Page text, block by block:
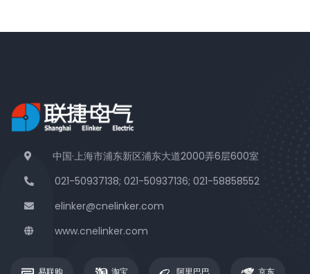
中国·上海市浦东新区浦东大道2000弄6层600室
021-50937138; 021-50937136; 021-58858552
elinker@cnelinker.com
www.cnelinker.com